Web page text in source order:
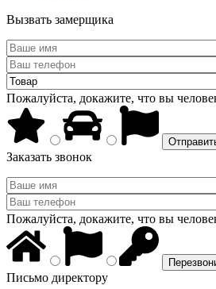
Вызвать замерщика
Пожалуйста, докажите, что вы
Заказать звонок
Пожалуйста, докажите, что вы
Письмо директору